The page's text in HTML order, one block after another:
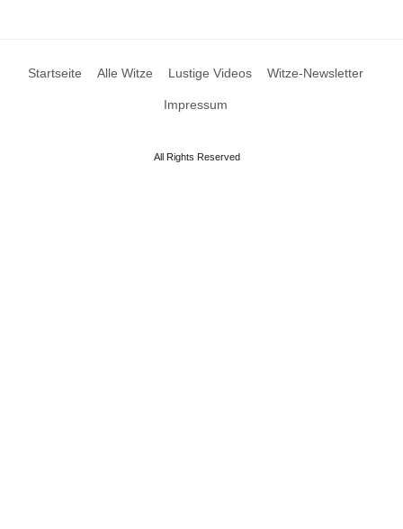
Startseite Alle Witze Lustige Videos Witze-Newsletter
Impressum
All Rights Reserved